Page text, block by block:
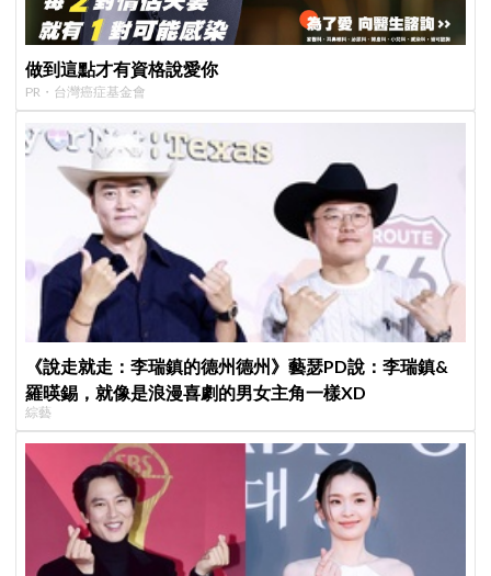
做到這點才有資格說愛你
PR・台灣癌症基金會
《說走就走：李瑞鎮的德州德州》藝瑟PD說：李瑞鎮&
羅暎錫，就像是浪漫喜劇的男女主角一樣XD
綜藝